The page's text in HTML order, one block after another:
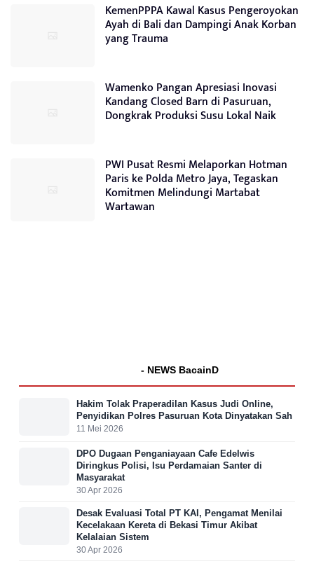
KemenPPPA Kawal Kasus Pengeroyokan
Ayah di Bali dan Dampingi Anak Korban
yang Trauma
Wamenko Pangan Apresiasi Inovasi
Kandang Closed Barn di Pasuruan,
Dongkrak Produksi Susu Lokal Naik
PWI Pusat Resmi Melaporkan Hotman
Paris ke Polda Metro Jaya, Tegaskan
Komitmen Melindungi Martabat
Wartawan
- NEWS BacainD
Hakim Tolak Praperadilan Kasus Judi Online,
Penyidikan Polres Pasuruan Kota Dinyatakan Sah
11 Mei 2026
DPO Dugaan Penganiayaan Cafe Edelwis
Diringkus Polisi, Isu Perdamaian Santer di
Masyarakat
30 Apr 2026
Desak Evaluasi Total PT KAI, Pengamat Menilai
Kecelakaan Kereta di Bekasi Timur Akibat
Kelalaian Sistem
30 Apr 2026